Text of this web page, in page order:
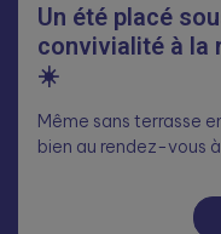
Un été placé
convivialité à la
☀️
Même sans terrasse
bien au rendez-vous